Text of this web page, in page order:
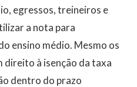
egressos, treineiros e
a nota para
ensino médio. Mesmo os
direito à isenção da taxa
dentro do prazo